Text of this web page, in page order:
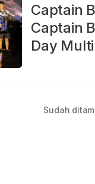
Captain
Captain
Day
Sudah